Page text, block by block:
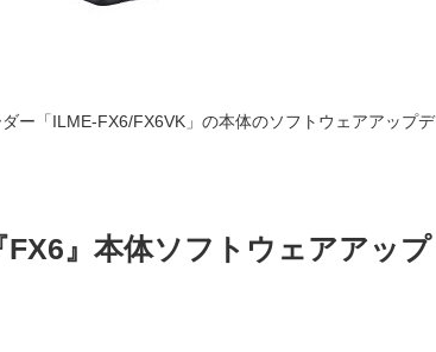
ー「ILME-FX6/FX6VK」の本体のソフトウェアアップデ
』本体ソフトウェアアップ